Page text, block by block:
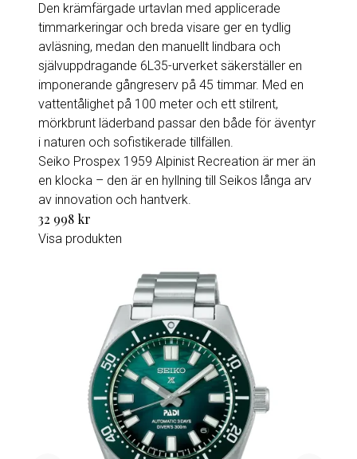
Den krämfärgade urtavlan med applicerade
timmarkeringar och breda visare ger en tydlig
avläsning, medan den manuellt lindbara och
självuppdragande 6L35-urverket säkerställer en
imponerande gångreserv på 45 timmar. Med en
vattentålighet på 100 meter och ett stilrent,
mörkbrunt läderband passar den både för äventyr
i naturen och sofistikerade tillfällen.
Seiko Prospex 1959 Alpinist Recreation är mer än
en klocka – den är en hyllning till Seikos långa arv
av innovation och hantverk.
32 998 kr
Visa produkten